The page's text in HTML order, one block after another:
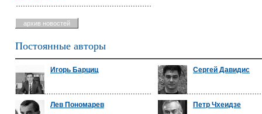
архив новостей
Постоянные авторы
Игорь Барциц Сергей Давидис
Лев Пономарев Петр Чхеидзе